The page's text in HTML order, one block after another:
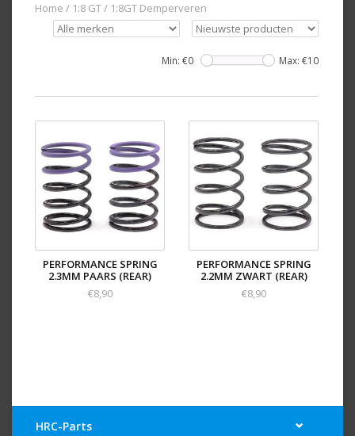
Home / 1:8 GT/ 1:8GT Demperveren
Min: €0 Max: €10
PERFORMANCE SPRING
2.3MM PAARS (REAR)
€8,90
PERFORMANCE SPRING
2.2MM ZWART (REAR)
€8,90
HRC-Parts